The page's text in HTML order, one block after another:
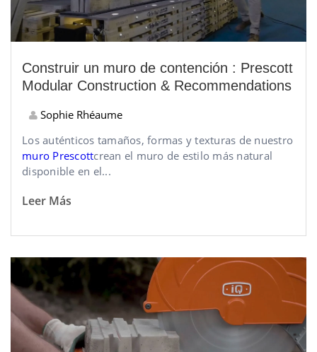
Construir un muro de contención : Prescott
Modular Construction & Recommendations
Sophie Rhéaume
Los auténticos tamaños, formas y texturas de nuestro
muro Prescottcrean el muro de estilo más natural
disponible en el...
Leer Más